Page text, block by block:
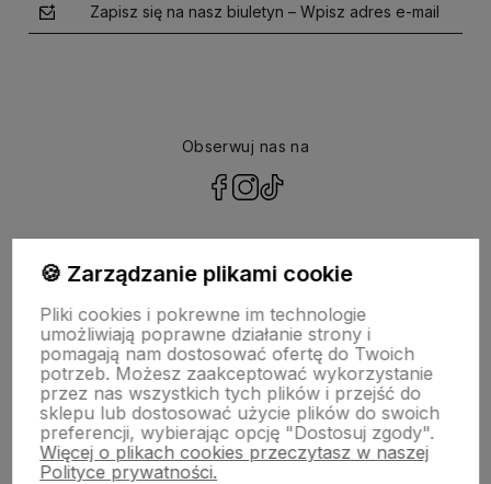
Zapisz się na nasz biuletyn – Wpisz adres e-mail
Obserwuj nas na
NASZA SELEKCJA
POMOC
KONTO
🍪 Zarządzanie plikami cookie
Pliki cookies i pokrewne im technologie
umożliwiają poprawne działanie strony i
pomagają nam dostosować ofertę do Twoich
potrzeb. Możesz zaakceptować wykorzystanie
przez nas wszystkich tych plików i przejść do
sklepu lub dostosować użycie plików do swoich
preferencji, wybierając opcję "Dostosuj zgody".
Więcej o plikach cookies przeczytasz w naszej
Polityce prywatności.